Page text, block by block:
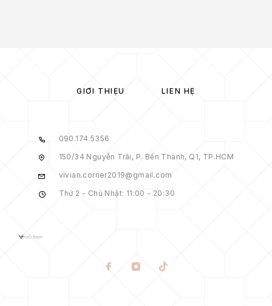
GIỚI THIỆU LIÊN HỆ
090.174.5356
150/34 Nguyễn Trãi, P. Bến Thành, Q1, TP.HCM
vivian.corner2019@gmail.com
Thứ 2 - Chủ Nhật: 11:00 - 20:30